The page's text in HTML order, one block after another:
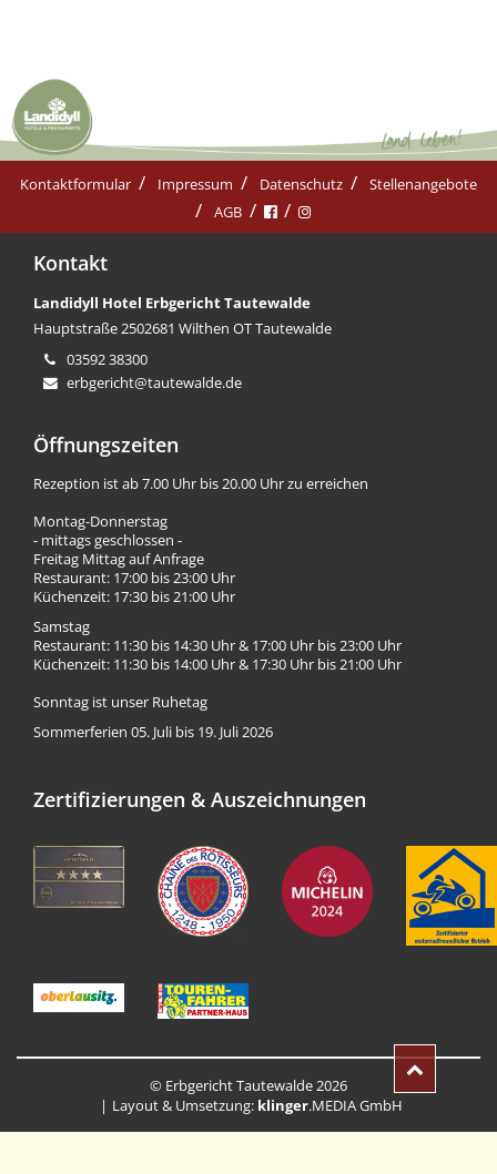
Kontaktformular Impressum Datenschutz
Stellenangebote
AGB
Kontakt
Landidyll Hotel Erbgericht Tautewalde
Hauptstraße 2502681 Wilthen OT Tautewalde
03592 38300
erbgericht@tautewalde.de
Öffnungszeiten
Rezeption ist ab 7.00 Uhr bis 20.00 Uhr zu erreichen
Montag-Donnerstag
- mittags geschlossen -
Freitag Mittag auf Anfrage
Restaurant: 17:00 bis 23:00 Uhr
Küchenzeit: 17:30 bis 21:00 Uhr
Samstag
Restaurant: 11:30 bis 14:30 Uhr & 17:00 Uhr bis 23:00 Uhr
Küchenzeit: 11:30 bis 14:00 Uhr & 17:30 Uhr bis 21:00 Uhr
Sonntag ist unser Ruhetag
Sommerferien 05. Juli bis 19. Juli 2026
Zertifizierungen & Auszeichnungen
© Erbgericht Tautewalde 2026
Layout & Umsetzung: klinger.MEDIA GmbH